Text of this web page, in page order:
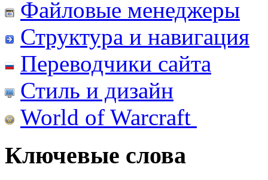
Файловые менеджеры
Структура и навигация
Переводчики сайта
Стиль и дизайн
World of Warcraft
Ключевые слова